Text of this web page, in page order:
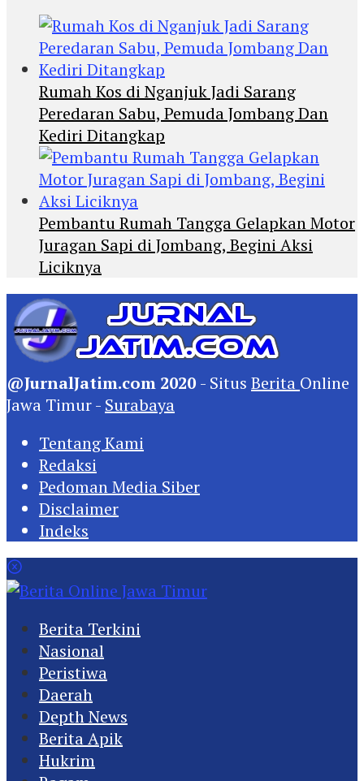
Rumah Kos di Nganjuk Jadi Sarang
Peredaran Sabu, Pemuda Jombang Dan
Kediri Ditangkap
Pembantu Rumah Tangga Gelapkan Motor
Juragan Sapi di Jombang, Begini Aksi
Liciknya
@JurnalJatim.com 2020 - Situs Berita Online
Jawa Timur - Surabaya
Tentang Kami
Redaksi
Pedoman Media Siber
Disclaimer
Indeks
Berita Terkini
Nasional
Peristiwa
Daerah
Depth News
Berita Apik
Hukrim